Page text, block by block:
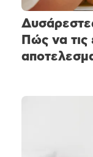
Πώς να τις